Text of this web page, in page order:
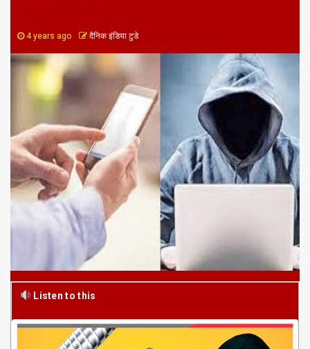
4 years ago दैनिक इंडिया टुडे
Listen to this